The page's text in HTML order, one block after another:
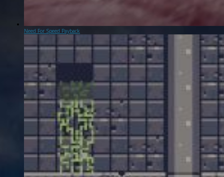
Need For Speed Payback